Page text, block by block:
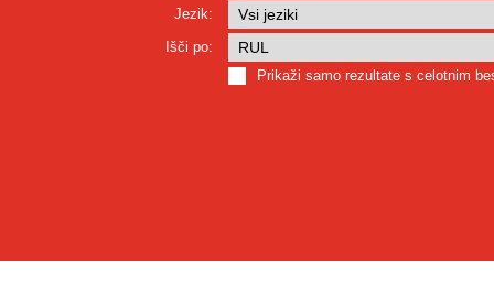
Jezik:
Išči po:
Prikaži samo rezultate s celotnim